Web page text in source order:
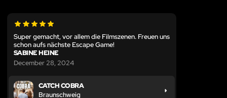
Super gemacht, vor allem die Filmszenen. Freuen uns
schon aufs nächste Escape Game!
SABINE HEINE
December 28, 2024
CATCH COBRA
Braunschweig